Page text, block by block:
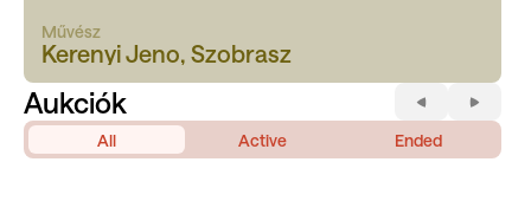
Művész
Kerenyi Jeno, Szobrasz
Aukciók
All Active Ended